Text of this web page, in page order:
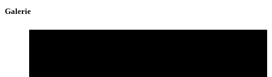
Galerie